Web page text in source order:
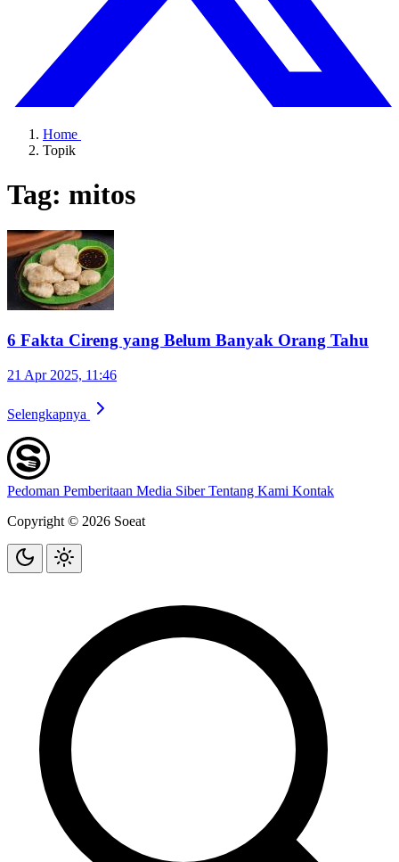
Home
Topik
Tag: mitos
6 Fakta Cireng yang Belum Banyak Orang Tahu
21 Apr 2025, 11:46
Selengkapnya
Pedoman Pemberitaan Media SiberTentang Kami Kontak
Copyright © 2026 Soeat